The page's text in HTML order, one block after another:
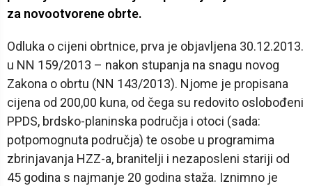
za novootvorene obrte.
Odluka o cijeni obrtnice, prva je objavljena 30.12.2013.
u NN 159/2013 – nakon stupanja na snagu novog
Zakona o obrtu (NN 143/2013). Njome je propisana
cijena od 200,00 kuna, od čega su redovito oslobođeni
PPDS, brdsko-planinska područja i otoci (sada:
potpomognuta područja) te osobe u programima
zbrinjavanja HZZ-a, branitelji i nezaposleni stariji od
45 godina s najmanje 20 godina staža. Iznimno je